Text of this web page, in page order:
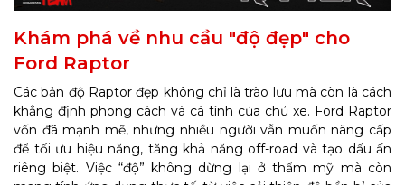
Khám phá về nhu cầu "độ đẹp" cho
Ford Raptor
Các bản độ Raptor đẹp không chỉ là trào lưu mà còn là cách
khẳng định phong cách và cá tính của chủ xe. Ford Raptor
vốn đã mạnh mẽ, nhưng nhiều người vẫn muốn nâng cấp
để tối ưu hiệu năng, tăng khả năng off-road và tạo dấu ấn
riêng biệt. Việc “độ” không dừng lại ở thẩm mỹ mà còn